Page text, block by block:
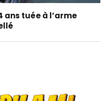
ans tuée à l’arme